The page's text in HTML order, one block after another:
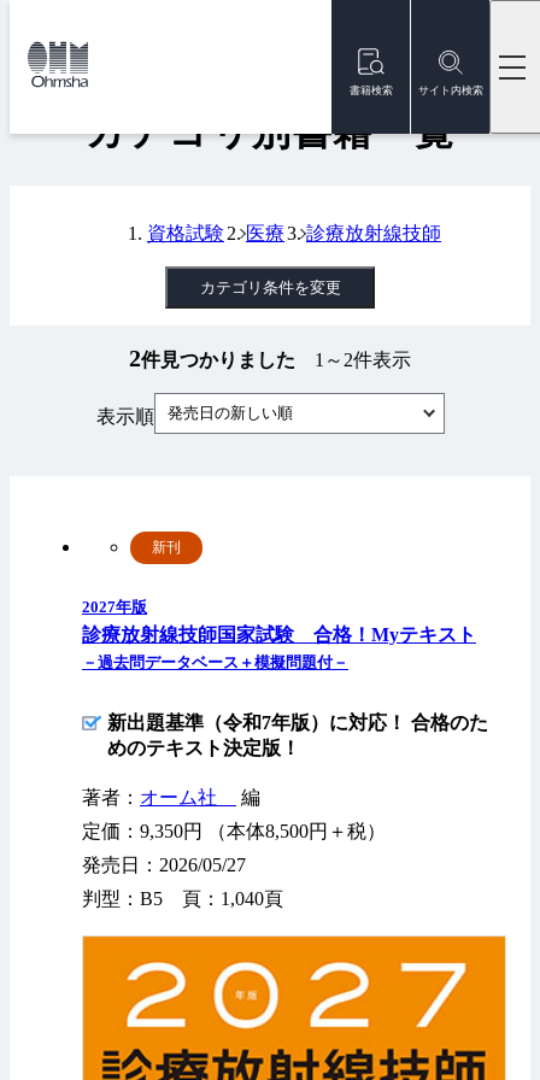
書籍検索 サイト内検索
トップ
カテゴリ別書籍一覧
資格試験 医療 診療放射線技師
カテゴリ条件を変更
2件見つかりました 1～2件表示
表示順 発売日の新しい順
2027年版
診療放射線技師国家試験 合格！Myテキスト
－過去問データベース＋模擬問題付－
新刊
新出題基準（令和7年版）に対応！ 合格のた
めのテキスト決定版！
著者： オーム社
編
定価：9,350円 （本体8,500円＋税）
発売日：2026/05/27
判型：B5 頁：1,040頁